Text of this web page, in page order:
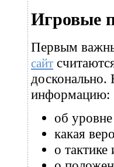
Игровые
Первым
сайт
досконально.
информацию:
об
какая
о